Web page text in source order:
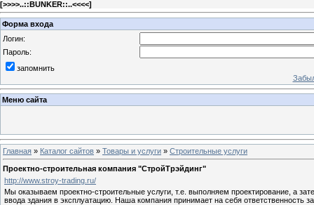
[>>>>..::BUNKER::..<<<<]
Форма входа
Логин:
Пароль:
запомнить
Меню сайта
Главная » Каталог сайтов » Товары и услуги » Строительные услуги
Проектно-строительная компания "СтройТрэйдинг"
http://www.stroy-trading.ru/
Мы оказываем проектно-строительные услуги, т.е. выполняем проектирование, а
ввода здания в эксплуатацию. Наша компания принимает на себя ответственность